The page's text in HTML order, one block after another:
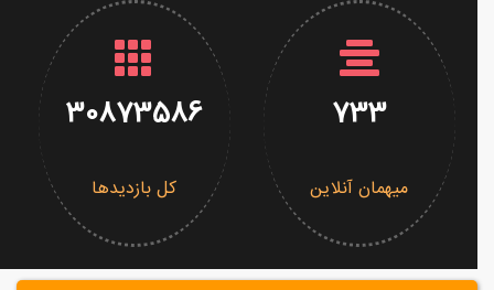
733
میهمان آنلاین
30873586
کل بازدیدها